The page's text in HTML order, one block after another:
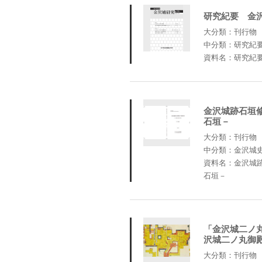
研究紀要 金
大分類：刊行物
中分類：研究
資料名：研究
金沢城跡石垣
石垣－
大分類：刊行物
中分類：金沢城
資料名：金沢城
石垣－
「金沢城二
沢城二ノ丸御
大分類：刊行物